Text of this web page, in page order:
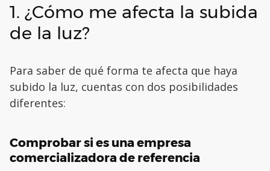
1. ¿Cómo me afecta la subida
de la luz?
Para saber de qué forma te afecta que haya
subido la luz, cuentas con dos posibilidades
diferentes:
Comprobar si es una empresa
comercializadora de referencia